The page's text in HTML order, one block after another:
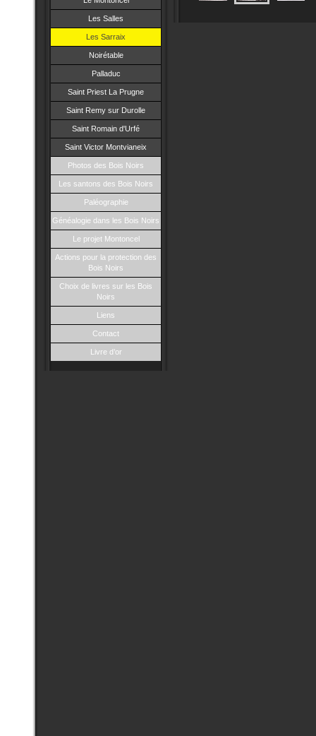
Les Salles
Les Sarraix
Noirétable
Palladuc
Saint Priest La Prugne
Saint Remy sur Durolle
Saint Romain d'Urfé
Saint Victor Montvianeix
Photos des Bois Noirs
Les santons des Bois Noirs
Paléographie
Généalogie dans les Bois Noirs
Le projet Montoncel
Actions pour la protection des
Bois Noirs
Choix de livres sur les Bois
Noirs
Liens
Contact
Livre d’or